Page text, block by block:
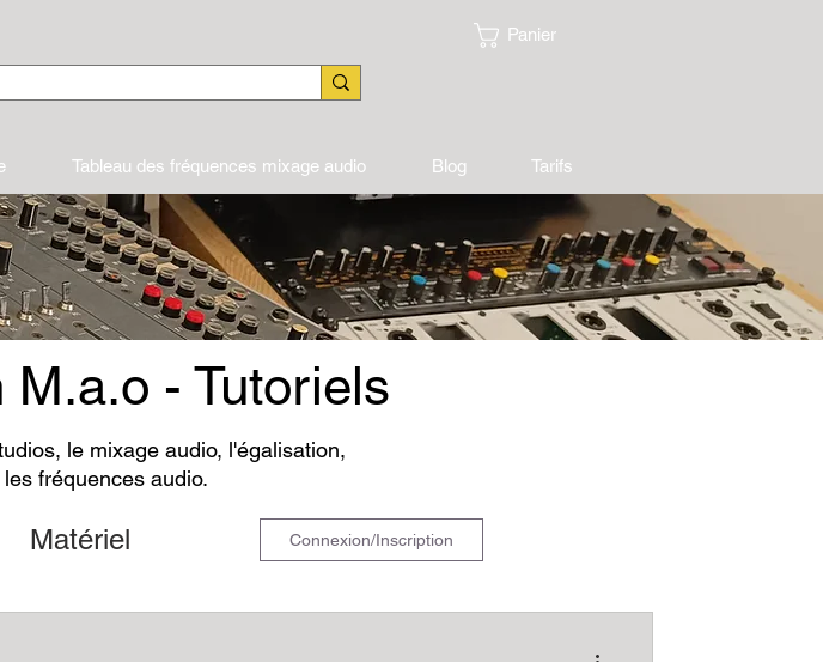
Panier
Tableau des fréquences mixage audio Blog Tarifs
- Tutoriels
le mixage audio, l'égalisation,
fréquences audio.
Matériel Connexion/Inscription